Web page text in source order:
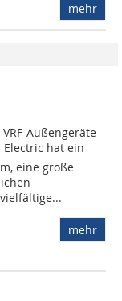
mehr
Außengeräte
Electric hat ein
eine große
mehr